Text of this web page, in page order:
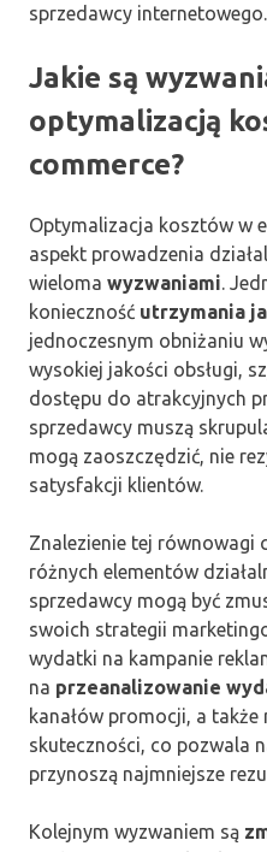
sprzedawcy internetowego.
Jakie są
optymalizacją
commerce?
Optymalizacja kosztów w
aspekt prowadzenia
wieloma wyzwaniami.
konieczność utrzymania
jednoczesnym obniżaniu
wysokiej jakości obsługi,
dostępu do atrakcyjnych
sprzedawcy muszą
mogą zaoszczędzić, nie
satysfakcji klientów.
Znalezienie tej równowagi
różnych elementów
sprzedawcy mogą być
swoich strategii
wydatki na kampanie
na przeanalizowanie
kanałów promocji, a także
skuteczności, co pozwala
przynoszą najmniejsze
Kolejnym wyzwaniem są